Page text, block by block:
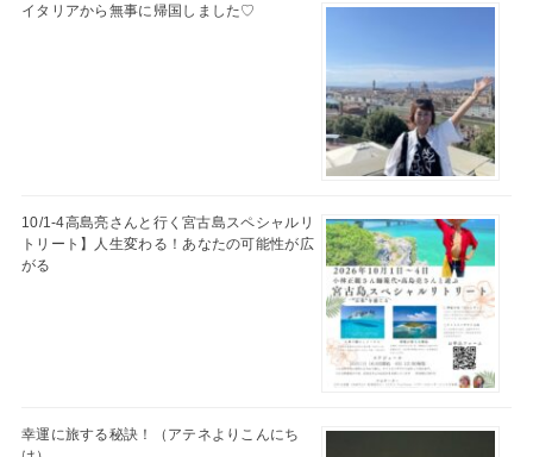
イタリアから無事に帰国しました♡
10/1-4高島亮さんと行く宮古島スペシャルリ
トリート】人生変わる！あなたの可能性が広
がる
幸運に旅する秘訣！（アテネよりこんにち